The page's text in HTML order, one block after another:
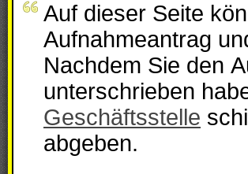
Auf dieser Seite
Aufnahmeantrag
Nachdem Sie den
Geschäftsstelle
abgeben.